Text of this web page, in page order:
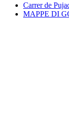
Carrer de
MAPPE DI